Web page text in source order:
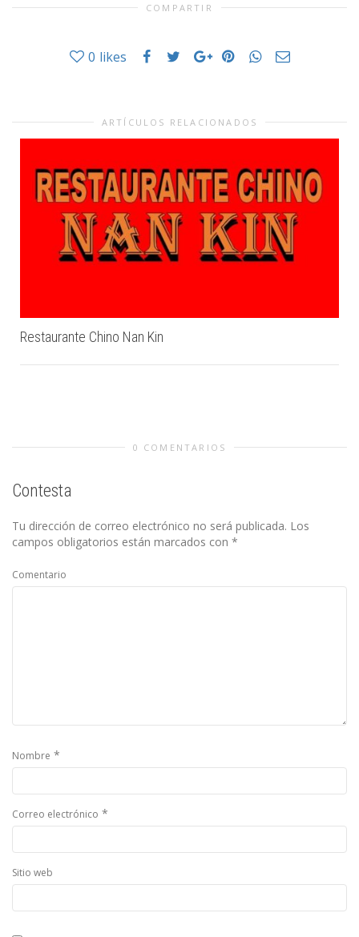
COMPARTIR
0 likes
ARTÍCULOS RELACIONADOS
Restaurante Chino Nan Kin
0 COMENTARIOS
Contesta
Tu dirección de correo electrónico no será publicada. Los
campos obligatorios están marcados con *
Comentario
Nombre *
Correo electrónico *
Sitio web